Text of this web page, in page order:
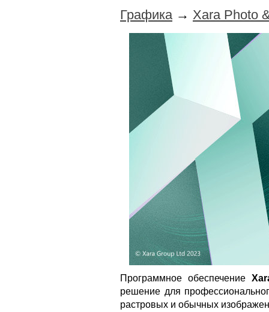
Графика→ Xara Photo
Программное обеспечение
решение для
растровых и обычных